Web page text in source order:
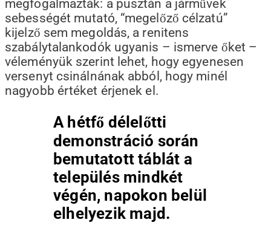
megfogalmazták: a pusztán a járművek
sebességét mutató, “megelőző célzatú”
kijelző sem megoldás, a renitens
szabálytalankodók ugyanis – ismerve őket –
véleményük szerint lehet, hogy egyenesen
versenyt csinálnának abból, hogy minél
nagyobb értéket érjenek el.
A hétfő délelőtti
demonstráció során
bemutatott táblát a
település mindkét
végén, napokon belül
elhelyezik majd.